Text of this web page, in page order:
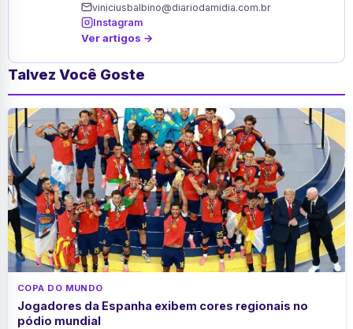
viniciusbalbino@diariodamidia.com.br
Instagram
Ver artigos →
Talvez Você Goste
COPA DO MUNDO
Jogadores da Espanha exibem cores regionais no
pódio mundial